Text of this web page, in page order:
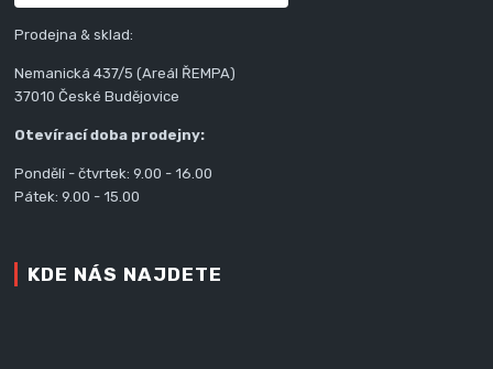
Prodejna & sklad:
Nemanická 437/5 (Areál ŘEMPA)
37010 České Budějovice
Otevírací doba prodejny:
Pondělí - čtvrtek: 9.00 - 16.00
Pátek: 9.00 - 15.00
KDE NÁS NAJDETE